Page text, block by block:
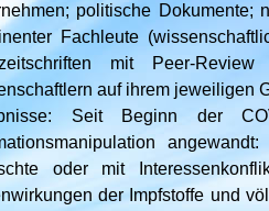
politische Dokumente;
Fachleute
mit Peer-
auf ihrem jeweiligen
Seit Beginn der
oder mit
der Impfstoffe und